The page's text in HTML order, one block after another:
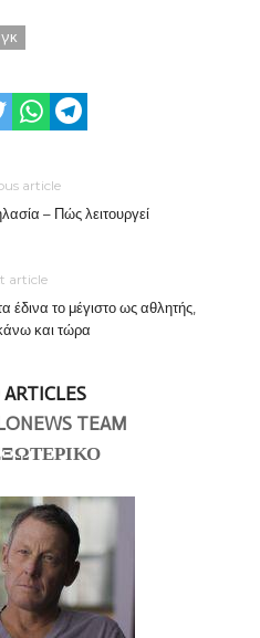
article
– Πώς λειτουργεί
article
το μέγιστο ως αθλητής,
και τώρα
TEAM